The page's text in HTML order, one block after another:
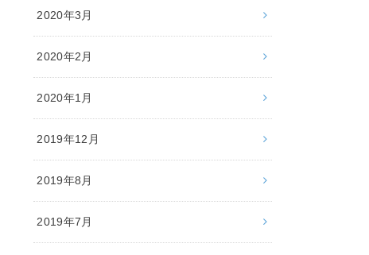
2020年3月
2020年2月
2020年1月
2019年12月
2019年8月
2019年7月